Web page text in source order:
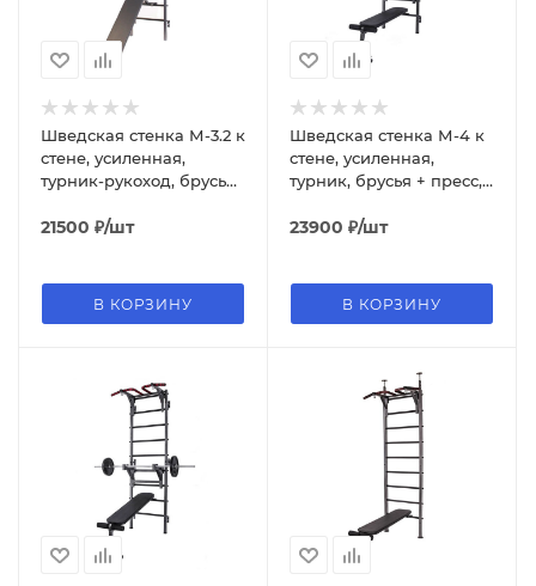
Шведская стенка М-3.2 к
стене, усиленная,
турник-рукоход, брусья
21500 ₽/шт
В КОРЗИНУ
Шведская стенка М-4 к
стене, усиленная,
турник, брусья + пресс,
штанги
23900 ₽/шт
В КОРЗИНУ